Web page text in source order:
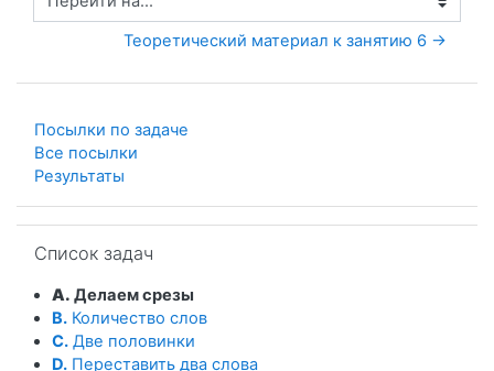
Перейти на...
Теоретический материал к занятию 6 →
Посылки по задаче
Все посылки
Результаты
Список задач
A. Делаем срезы
B. Количество слов
C. Две половинки
D. Переставить два слова